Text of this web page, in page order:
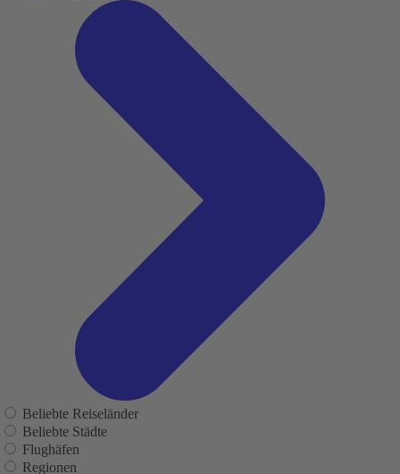
Beliebte Reiseländer
Beliebte Städte
Flughäfen
Regionen